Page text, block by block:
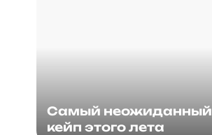
Самый неожиданный
кейп этого лета